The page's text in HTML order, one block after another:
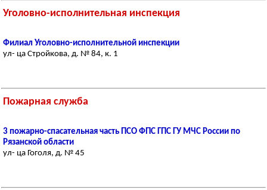
Уголовно-исполнительная инспекция
Филиал Уголовно-исполнительной инспекции
ул- ца Стройкова, д. № 84, к. 1
Пожарная служба
3 пожарно-спасательная часть ПСО ФПС ГПС ГУ МЧС России по
Рязанской области
ул- ца Гоголя, д. № 45